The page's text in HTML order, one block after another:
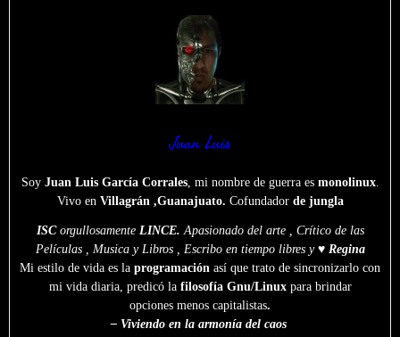
Juan Luis
Soy Juan Luis García Corrales, mi nombre de guerra es monolinux.
Vivo en Villagrán ,Guanajuato. Cofundadorde jungla
ISCorgullosamente LINCE. Apasionado del arte , Crítico de las
Películas , Musica y Libros , Escribo en tiempo libres y ♥ Regina
Mi estilo de vida es la programación así que trato de sincronizarlo con
mi vida diaria, predicó la filosofía Gnu/Linux para brindar
opciones menos capitalistas.
– Viviendo en la armonía del caos